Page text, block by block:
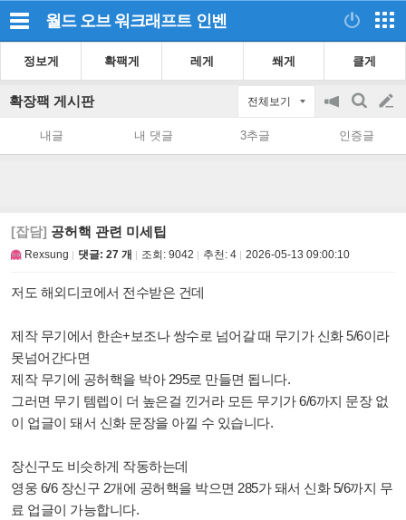
월드 오브 워크래프트 인벤
정보게 확팩게 레게 쐐게 클게
확장팩 게시판 전체보기
공
on/off
검
색
글
쓰
내글 내 댓글 3추글 인증글
[잡담] 공허핵 관련 미세팁
Rexsung 댓글: 27 개 조회: 9042 추천: 4 2026-05-13 09:00:10
저도 해외디코에서 전수받은 건데
제작 무기에서 한손+보조나 쌍수로 넘어갈 때 무기가 신화 5/6이라
못넘어간다면
제작 무기에 공허핵을 박아 295로 만들면 됩니다.
그러면 무기 템렙이 더 높은걸 낀거라 모든 무기가 6/6까지 문장 없
이 업글이 돼서 신화 문장을 아낄 수 있습니다.
장신구도 비슷하게 작동하는데
영웅 6/6 장신구 2개에 공허핵을 박으면 285가 돼서 신화 5/6까지 무
료 업글이 가능합니다.